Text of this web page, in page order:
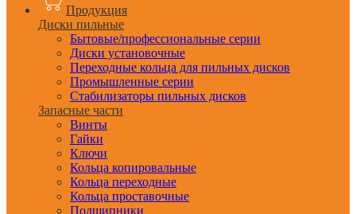
Продукция
Диски пильные
Бытовые/профессиональные серии
Диски установочные
Переходные кольца для пильных дисков
Промышленные серии
Стабилизаторы пильных дисков
Запасные части
Винты
Гайки
Ключи
Кольца копировальные
Кольца переходные
Кольца проставочные
Подшипники